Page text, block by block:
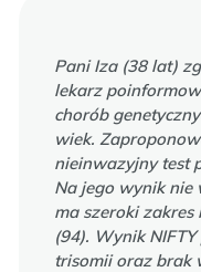
Pani Iza (38 lat)
lekarz
chorób
wiek.
nieinwazyjny test
Na jego wynik nie
ma szeroki zakres
(94). Wynik
trisomii oraz brak